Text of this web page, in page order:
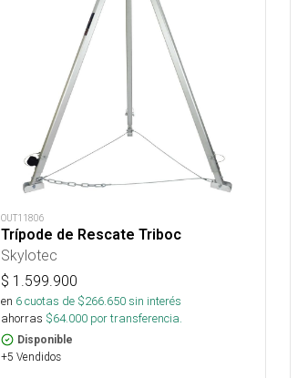
OUT11806
Trípode de Rescate Triboc
Skylotec
$ 1.599.900
en 6cuotas de $266.650sin interés
ahorras $64.000 por transferencia.
Disponible
+5 Vendidos